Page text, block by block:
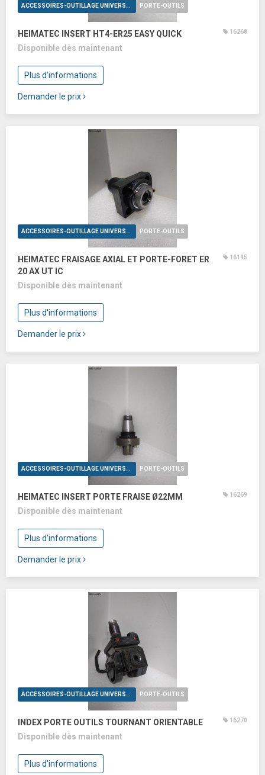
ACCESSOIRES-OUTILLAGE UNIVERSELS PORTE-OUTILS
HEIMATEC INSERT HT4-ER25 EASY QUICK 16268
Disponible dès maintenant
Plus d'informations
Demander le prix
ACCESSOIRES-OUTILLAGE UNIVERSELS PORTE-OUTILS
HEIMATEC FRAISAGE AXIAL ET PORTE-FORET ER
20 AX UT IC
16195
Disponible dès maintenant
Plus d'informations
Demander le prix
ACCESSOIRES-OUTILLAGE UNIVERSELS PORTE-OUTILS
HEIMATEC INSERT PORTE FRAISE Ø22MM 16269
Disponible dès maintenant
Plus d'informations
Demander le prix
ACCESSOIRES-OUTILLAGE UNIVERSELS PORTE-OUTILS
INDEX PORTE OUTILS TOURNANT ORIENTABLE 16270
Disponible dès maintenant
Plus d'informations